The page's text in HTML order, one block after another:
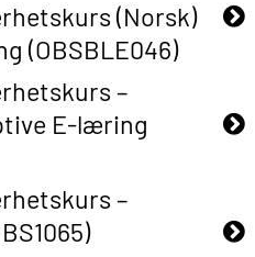
(Norsk)
(OBSBLE046)
–
E-læring
–